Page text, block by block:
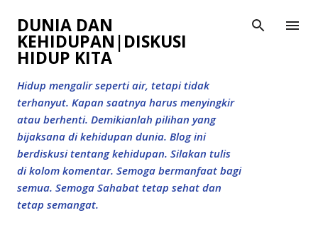
Langsung ke konten utama
DUNIA DAN
KEHIDUPAN|DISKUSI
HIDUP KITA
Hidup mengalir seperti air, tetapi tidak
terhanyut. Kapan saatnya harus menyingkir
atau berhenti. Demikianlah pilihan yang
bijaksana di kehidupan dunia. Blog ini
berdiskusi tentang kehidupan. Silakan tulis
di kolom komentar. Semoga bermanfaat bagi
semua. Semoga Sahabat tetap sehat dan
tetap semangat.